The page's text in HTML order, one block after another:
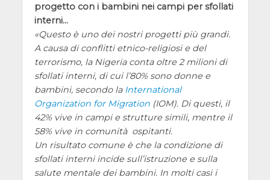
progetto con i bambini nei campi per sfollati
interni…
Questo è uno dei nostri progetti più grandi.
A causa di conflitti etnico-religiosi e del
terrorismo, la Nigeria conta oltre 2 milioni di
sfollati interni, di cui l’80% sono donne e
bambini, secondo la International
Organization for Migration(IOM). Di questi, il
42% vive in campi e strutture simili, mentre il
58% vive in comunità ospitanti.
Un risultato comune è che la condizione di
sfollati interni incide sull’istruzione e sulla
salute mentale dei bambini. In molti casi i